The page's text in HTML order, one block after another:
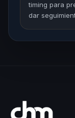
timing para
dar